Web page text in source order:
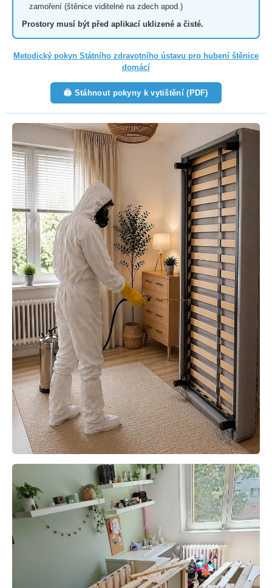
zamoření (štěnice viditelné na zdech apod.)
Prostory musí být před aplikací uklizené a čisté.
Metodický pokyn Státního zdravotního ústavu pro hubení štěnice
domácí
🖨 Stáhnout pokyny k vytištění (PDF)